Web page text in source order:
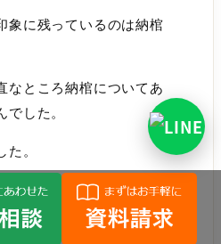
象に残っているのは納棺
なところ納棺についてあ
でした。
た。
丁寧に整え、お化粧を施
穏やかな表情に整えてく